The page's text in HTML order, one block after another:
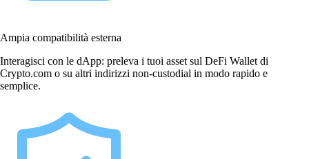
Ampia compatibilità esterna
Interagisci con le dApp: preleva i tuoi asset sul DeFi Wallet di
Crypto.com o su altri indirizzi non-custodial in modo rapido e
semplice.